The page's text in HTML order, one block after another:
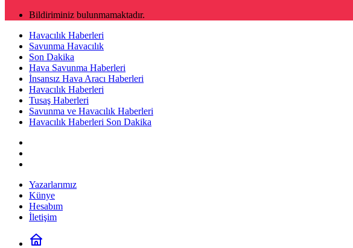
Bildiriminiz bulunmamaktadır.
Havacılık Haberleri
Savunma Havacılık
Son Dakika
Hava Savunma Haberleri
İnsansız Hava Aracı Haberleri
Havacılık Haberleri
Tusaş Haberleri
Savunma ve Havacılık Haberleri
Havacılık Haberleri Son Dakika
Yazarlarımız
Künye
Hesabım
İletişim